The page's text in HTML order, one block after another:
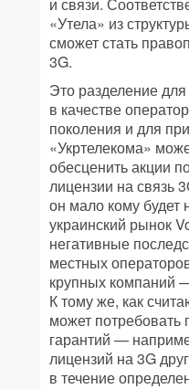
«Утела» из
сможет стать
3G.
Это разделение
в качестве
поколения и для
«Укртелекома»
обесценить акции
лицензии на связь
он мало кому
украинский рынок
негативные
местных
крупных компаний
К тому же, как
может потребовать
гарантий —
лицензий на 3G
в течение